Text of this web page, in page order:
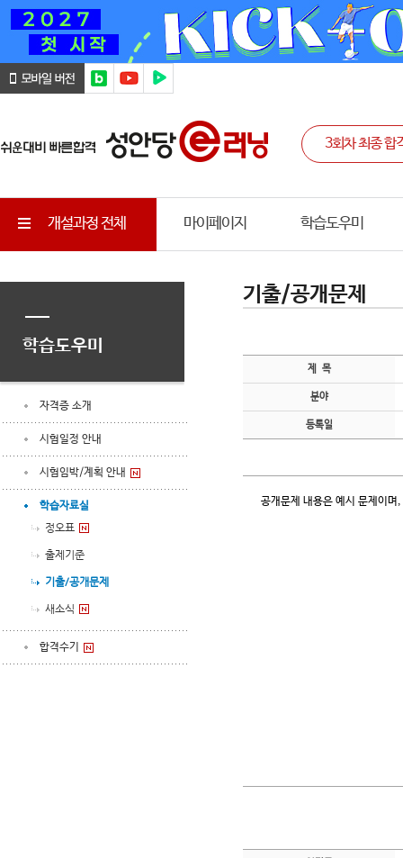
개설과정 전체 마이페이지 학습도우미
학습도우미
자격증 소개
시험일정 안내
시험임박/계획 안내
학습자료실
정오표
출제기준
기출/공개문제
새소식
합격수기
기출/공개문제
제 목
분야
등록일
공개문제 내용은 예시 문제이